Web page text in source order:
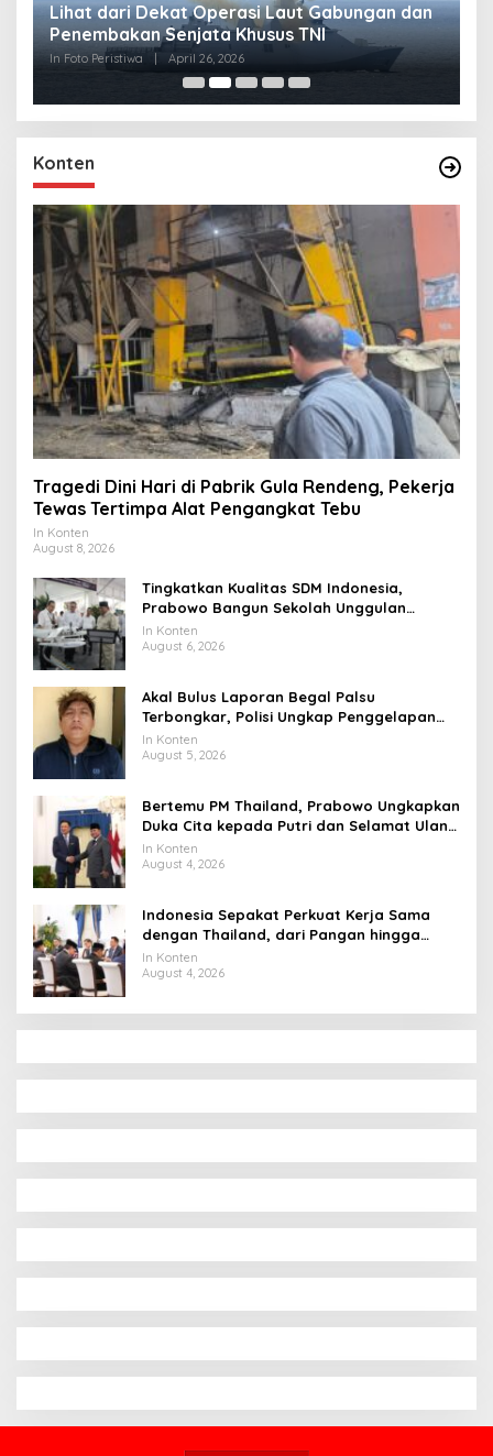
Lihat dari Dekat Operasi Laut Gabungan dan
Penembakan Senjata Khusus TNI
In Foto Peristiwa April 26, 2026
Konten
Tragedi Dini Hari di Pabrik Gula Rendeng, Pekerja
Tewas Tertimpa Alat Pengangkat Tebu
In Konten
August 8, 2026
Tingkatkan Kualitas SDM Indonesia,
Prabowo Bangun Sekolah Unggulan
hingga Undang Universitas Terbaik Dunia
In Konten
August 6, 2026
Akal Bulus Laporan Begal Palsu
Terbongkar, Polisi Ungkap Penggelapan
Uang Perusahaan untuk Crypto
In Konten
August 5, 2026
Bertemu PM Thailand, Prabowo Ungkapkan
Duka Cita kepada Putri dan Selamat Ulang
Tahun ke Raja Thailand
In Konten
August 4, 2026
Indonesia Sepakat Perkuat Kerja Sama
dengan Thailand, dari Pangan hingga
Ekonomi Digital
In Konten
August 4, 2026